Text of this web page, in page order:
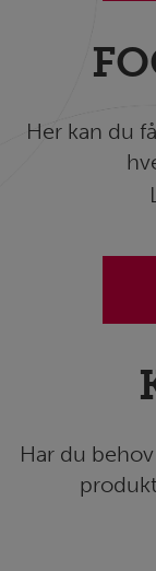
Her kan du
Har du